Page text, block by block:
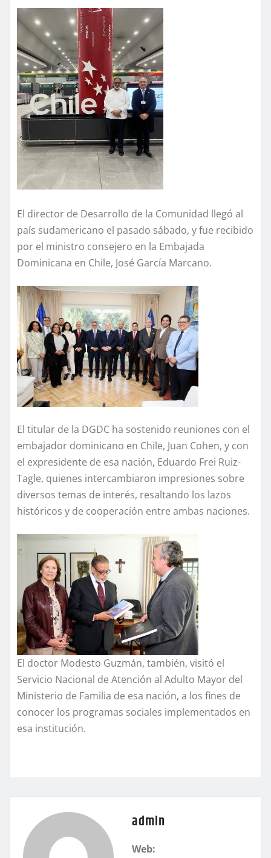
El director de Desarrollo de la Comunidad llegó al
país sudamericano el pasado sábado, y fue recibido
por el ministro consejero en la Embajada
Dominicana en Chile, José García Marcano.
El titular de la DGDC ha sostenido reuniones con el
embajador dominicano en Chile, Juan Cohen, y con
el expresidente de esa nación, Eduardo Frei Ruiz-
Tagle, quienes intercambiaron impresiones sobre
diversos temas de interés, resaltando los lazos
históricos y de cooperación entre ambas naciones.
El doctor Modesto Guzmán, también, visitó el
Servicio Nacional de Atención al Adulto Mayor del
Ministerio de Familia de esa nación, a los fines de
conocer los programas sociales implementados en
esa institución.
admin
Web: